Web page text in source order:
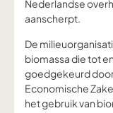
Nederlandse
aanscherpt.
De
biomassa die tot
goedgekeurd door
Economische
het gebruik van